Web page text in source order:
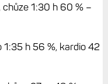
1:30 h 60 % –
h 56 %, kardio 42